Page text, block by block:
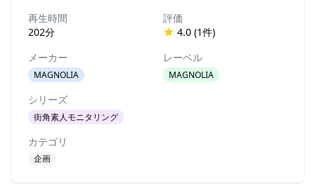
再生時間
202分
評価
4.0 (1件)
メーカー
MAGNOLIA
レーベル
MAGNOLIA
シリーズ
街角素人モニタリング
カテゴリ
企画